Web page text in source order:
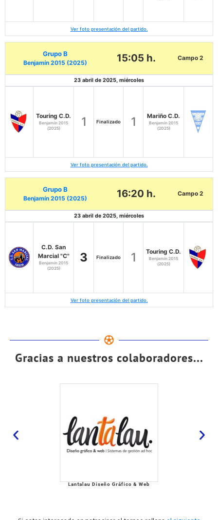
Ver foto presentación del partido.
Grupo B
Benjamín 2015 (2025) 15:05 h. Campo 2
23 abril de 2025, miércoles
Touring C.D.
Benjamín 2015
(2025)
1 Finalizado 1 Mariño C.D.
Benjamín 2015
(2025)
Ver foto presentación del partido.
Grupo B
Benjamín 2015 (2025) 16:20 h. Campo 2
23 abril de 2025, miércoles
C.D. San
Marcial "C"
Benjamín 2015
(2025)
3 Finalizado 1 Touring C.D.
Benjamín 2015
(2025)
Ver foto presentación del partido.
Gracias a nuestros colaboradores...
Lantalau Diseño Gráfico & Web